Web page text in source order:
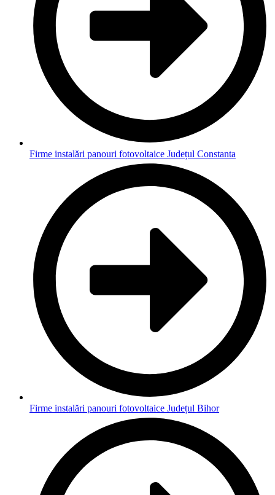
Firme instalări panouri fotovoltaice Județul Constanta
Firme instalări panouri fotovoltaice Județul Bihor